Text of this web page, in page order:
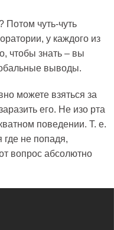
Потом чуть-чуть
у каждого из
чтобы знать – вы
выводы.
можете взяться за
его. Не изо рта
поведении. Т. е.
не попадя,
вопрос абсолютно